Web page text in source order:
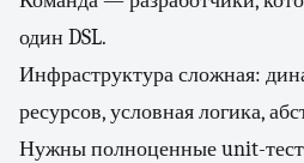
один DSL.
Инфраструктура сложная:
ресурсов, условная логика,
Нужны полноценные unit-